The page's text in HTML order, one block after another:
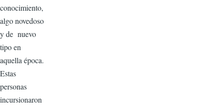
conocimiento,
algo novedoso
y de nuevo
tipo en
aquella época.
Estas
personas
incursionaron